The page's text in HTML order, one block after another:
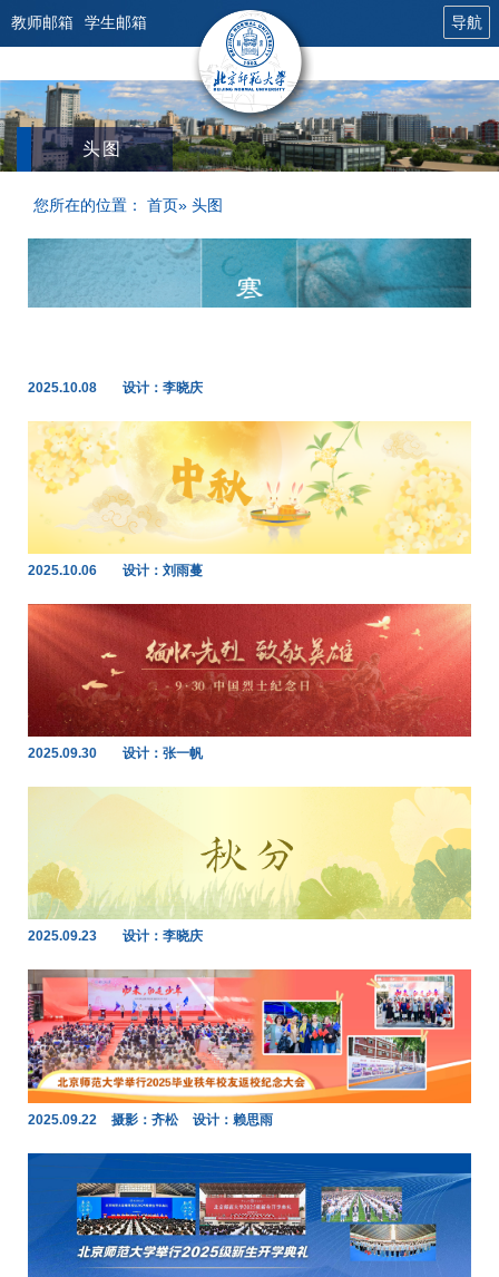
教师邮箱 学生邮箱 导航
头图
您所在的位置： 首页» 头图
2025.10.08 设计：李晓庆
2025.10.06 设计：刘雨蔓
2025.09.30 设计：张一帆
2025.09.23 设计：李晓庆
2025.09.22 摄影：齐松 设计：赖思雨